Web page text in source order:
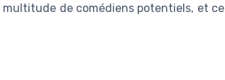
de comédiens potentiels, et ce